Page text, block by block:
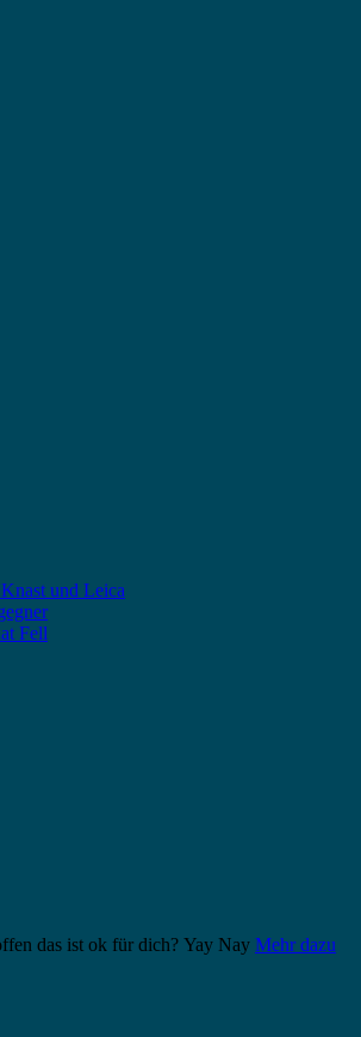
und Leica
Fell
das ist ok für dich? Yay Nay Mehr dazu